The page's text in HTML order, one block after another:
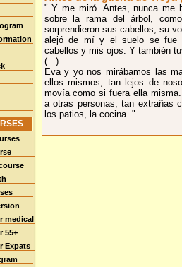
medical
55+
Expats
" Y me miró. Antes, nunca me
sobre la rama del árbol,
sorprendieron sus cabellos, su
alejó de mí y el suelo se fue
cabellos y mis ojos. Y también
(...)
Eva y yo nos mirábamos las
ellos mismos, tan lejos de
movía como si fuera ella
a otras personas, tan extrañas
los patios, la cocina. "